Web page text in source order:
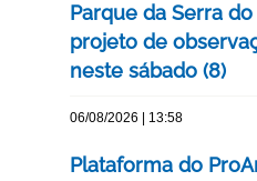
Parque da Serra
projeto de
neste sábado (8)
06/08/2026 | 13:58
Plataforma do